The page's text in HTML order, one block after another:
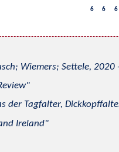
6 6 6
Wiemers; Settele,
der Tagfalter,
Ireland